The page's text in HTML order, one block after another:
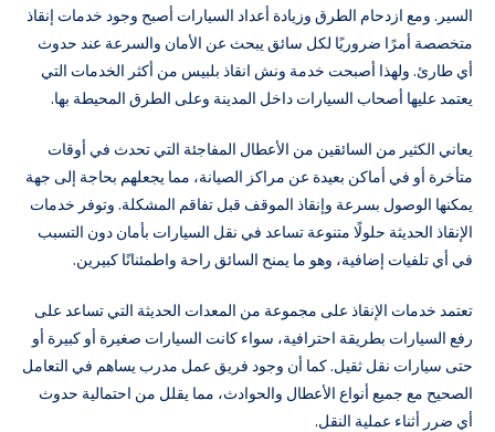
السير. ومع ازدحام الطرق وزيادة أعداد السيارات أصبح وجود خدمات إنقاذ
متخصصة أمرًا ضروريًا لكل سائق يبحث عن الأمان والسرعة عند حدوث
أي طارئ. ولهذا أصبحت خدمة ونش انقاذ بلبيس من أكثر الخدمات التي
يعتمد عليها أصحاب السيارات داخل المدينة وعلى الطرق المحيطة بها.
يعاني الكثير من السائقين من الأعطال المفاجئة التي تحدث في أوقات
متأخرة أو في أماكن بعيدة عن مراكز الصيانة، مما يجعلهم بحاجة إلى جهة
يمكنها الوصول بسرعة وإنقاذ الموقف قبل تفاقم المشكلة. وتوفر خدمات
الإنقاذ الحديثة حلولًا متنوعة تساعد في نقل السيارات بأمان دون التسبب
في أي تلفيات إضافية، وهو ما يمنح السائق راحة واطمئنانًا كبيرين.
تعتمد خدمات الإنقاذ على مجموعة من المعدات الحديثة التي تساعد على
رفع السيارات بطريقة احترافية، سواء كانت السيارات صغيرة أو كبيرة أو
حتى سيارات نقل ثقيل. كما أن وجود فريق عمل مدرب يساهم في التعامل
الصحيح مع جميع أنواع الأعطال والحوادث، مما يقلل من احتمالية حدوث
أي ضرر أثناء عملية النقل.